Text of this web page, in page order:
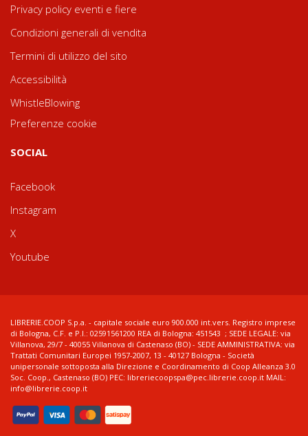
Privacy policy eventi e fiere
Condizioni generali di vendita
Termini di utilizzo del sito
Accessibilità
WhistleBlowing
Preferenze cookie
SOCIAL
Facebook
Instagram
X
Youtube
LIBRERIE.COOP S.p.a. - capitale sociale euro 900.000 int.vers. Registro imprese
di Bologna, C.F. e P.I.: 02591561200 REA di Bologna: 451543 ; SEDE LEGALE: via
Villanova, 29/7 - 40055 Villanova di Castenaso (BO) - SEDE AMMINISTRATIVA: via
Trattati Comunitari Europei 1957-2007, 13 - 40127 Bologna - Società
unipersonale sottoposta alla Direzione e Coordinamento di Coop Alleanza 3.0
Soc. Coop., Castenaso (BO) PEC: libreriecoopspa@pec.librerie.coop.it MAIL:
info@librerie.coop.it